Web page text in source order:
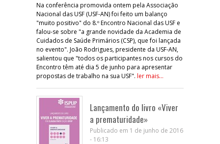
Na conferência promovida ontem pela Associação
Nacional das USF (USF-AN) foi feito um balanço
"muito positivo" do 8.º Encontro Nacional das USF e
falou-se sobre "a grande novidade da Academia de
Cuidados de Saúde Primários (CSP), que foi lançada
no evento". João Rodrigues, presidente da USF-AN,
salientou que "todos os participantes nos cursos do
Encontro têm até dia 5 de junho para apresentar
propostas de trabalho na sua USF". ler mais...
Lançamento do livro «Viver
a prematuridade»
Publicado em 1 de junho de 2016
- 16:13